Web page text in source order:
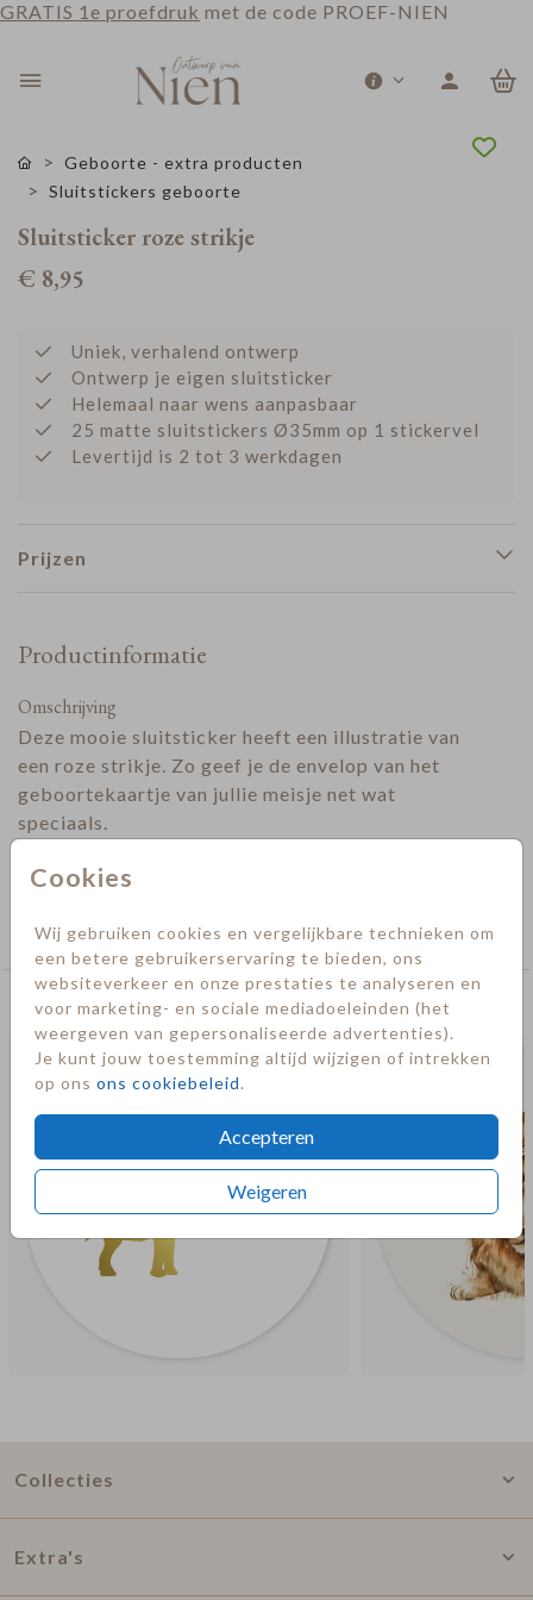
GRATIS 1e proefdruk met de code PROEF-NIEN
Cookies
Wij gebruiken cookies en vergelijkbare technieken om
een betere gebruikerservaring te bieden, ons
websiteverkeer en onze prestaties te analyseren en
voor marketing- en sociale mediadoeleinden (het
weergeven van gepersonaliseerde advertenties).
Je kunt jouw toestemming altijd wijzigen of intrekken
op ons ons cookiebeleid.
Accepteren
Weigeren
Geboorte - extra producten
Sluitstickers geboorte
Sluitsticker roze strikje
€ 8,95
Uniek, verhalend ontwerp
Ontwerp je eigen sluitsticker
Helemaal naar wens aanpasbaar
25 matte sluitstickers Ø35mm op 1 stickervel
Levertijd is 2 tot 3 werkdagen
Prijzen
Productinformatie
Omschrijving
Deze mooie sluitsticker heeft een illustratie van
een roze strikje. Zo geef je de envelop van het
geboortekaartje van jullie meisje net wat
speciaals.
Designer
Sluitstickers geboorte
Deze kaarten vind je misschien ook leuk
Collecties
Extra's